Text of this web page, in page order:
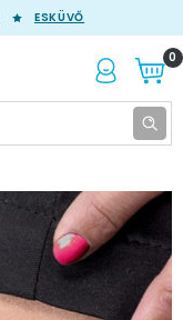
ESKÜVŐ
0